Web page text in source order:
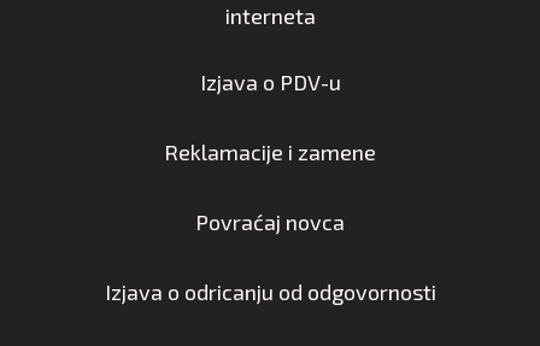
interneta
Izjava o PDV-u
Reklamacije i zamene
Povraćaj novca
Izjava o odricanju od odgovornosti